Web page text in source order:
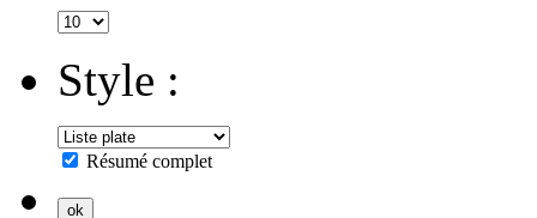
Style :
Résumé complet